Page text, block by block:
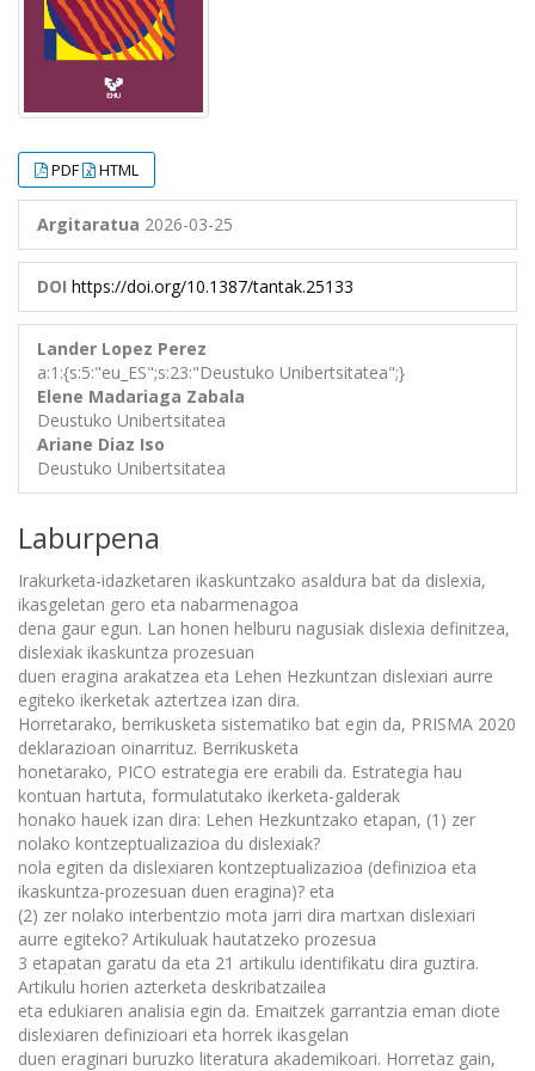
PDF HTML
Argitaratua 2026-03-25
DOI https://doi.org/10.1387/tantak.25133
Lander Lopez Perez
a:1:{s:5:"eu_ES";s:23:"Deustuko Unibertsitatea";}
Elene Madariaga Zabala
Deustuko Unibertsitatea
Ariane Diaz Iso
Deustuko Unibertsitatea
Laburpena
Irakurketa-idazketaren ikaskuntzako asaldura bat da dislexia,
ikasgeletan gero eta nabarmenagoa
dena gaur egun. Lan honen helburu nagusiak dislexia definitzea,
dislexiak ikaskuntza prozesuan
duen eragina arakatzea eta Lehen Hezkuntzan dislexiari aurre
egiteko ikerketak aztertzea izan dira.
Horretarako, berrikusketa sistematiko bat egin da, PRISMA 2020
deklarazioan oinarrituz. Berrikusketa
honetarako, PICO estrategia ere erabili da. Estrategia hau
kontuan hartuta, formulatutako ikerketa-galderak
honako hauek izan dira: Lehen Hezkuntzako etapan, (1) zer
nolako kontzeptualizazioa du dislexiak?
nola egiten da dislexiaren kontzeptualizazioa (definizioa eta
ikaskuntza-prozesuan duen eragina)? eta
(2) zer nolako interbentzio mota jarri dira martxan dislexiari
aurre egiteko? Artikuluak hautatzeko prozesua
3 etapatan garatu da eta 21 artikulu identifikatu dira guztira.
Artikulu horien azterketa deskribatzailea
eta edukiaren analisia egin da. Emaitzek garrantzia eman diote
dislexiaren definizioari eta horrek ikasgelan
duen eraginari buruzko literatura akademikoari. Horretaz gain,